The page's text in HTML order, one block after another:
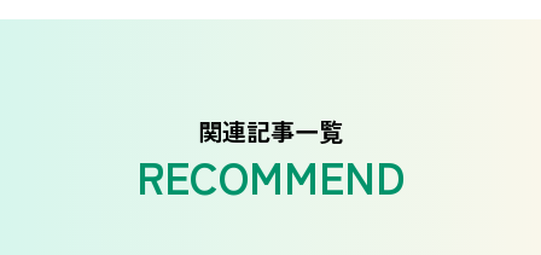
関連記事一覧